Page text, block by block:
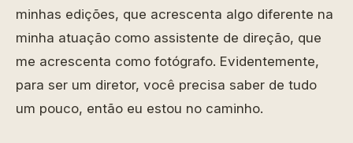
minhas edições, que acrescenta algo diferente na
minha atuação como assistente de direção, que
me acrescenta como fotógrafo. Evidentemente,
para ser um diretor, você precisa saber de tudo
um pouco, então eu estou no caminho.